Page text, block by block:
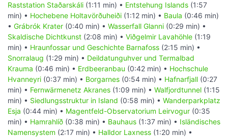
Raststation Staðarskáli (1:11 min) • Entstehung Islands (1:57
min) • Hochebene Holtavörðuheiði (1:12 min) • Baula (0:46 min)
• Grábrók Krater (0:40 min) • Wasserfall Glanni (0:29 min) •
Skaldische Dichtkunst (2:08 min) • Viðgelmir Lavahöhle (1:19
min) • Hraunfossar und Geschichte Barnafoss (2:15 min) •
Snorralaug (1:29 min) • Deildatunguhver und Termalbad
Krauma (0:46 min) • Erdbeeranbau (0:42 min) • Hochschule
Hvanneyri (0:37 min) • Borgarnes (0:54 min) • Hafnarfjall (0:27
min) • Fernwärmenetz Akranes (1:09 min) • Walfjordtunnel (1:15
min) • Siedlungsstruktur in Island (0:58 min) • Wanderparkplatz
Esja (0:44 min) • Magentfeld-Observatorium Leirvogur (0:35
min) • Hamrahlíð (0:38 min) • Bauhaus (1:37 min) • Isländisches
Namensystem (2:17 min) • Halldor Laxness (1:20 min) •